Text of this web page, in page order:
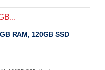
RAM, 120GB SSD